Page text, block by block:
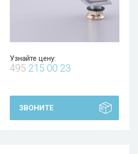
Узнайте цену:
495 215 00 23
ЗВОНИТЕ